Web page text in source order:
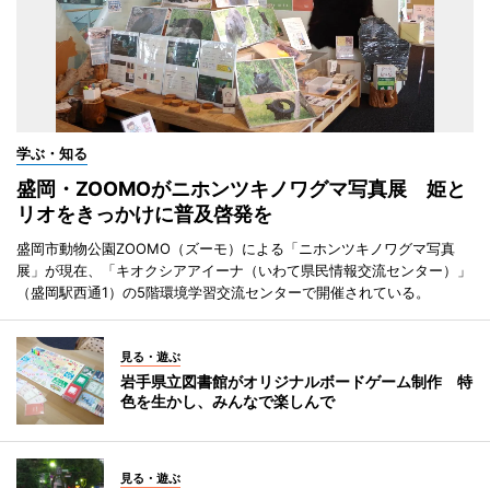
学ぶ・知る
盛岡・ZOOMOがニホンツキノワグマ写真展 姫と
リオをきっかけに普及啓発を
盛岡市動物公園ZOOMO（ズーモ）による「ニホンツキノワグマ写真
展」が現在、「キオクシアアイーナ（いわて県民情報交流センター）」
（盛岡駅西通1）の5階環境学習交流センターで開催されている。
見る・遊ぶ
岩手県立図書館がオリジナルボードゲーム制作 特
色を生かし、みんなで楽しんで
見る・遊ぶ